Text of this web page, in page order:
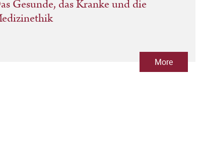
Gesunde, das Kranke und die
More